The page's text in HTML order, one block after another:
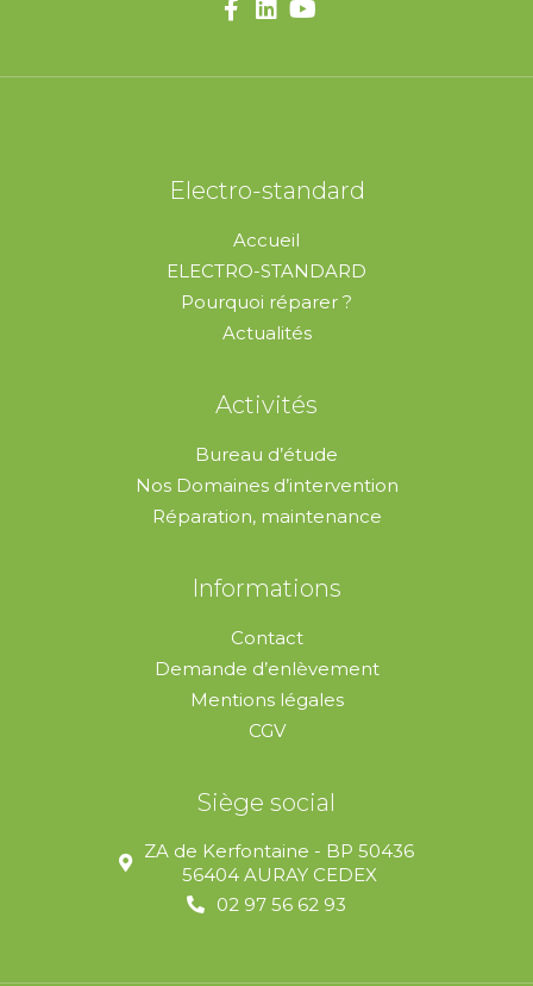
Electro-standard
Accueil
ELECTRO-STANDARD
Pourquoi réparer ?
Actualités
Activités
Bureau d’étude
Nos Domaines d’intervention
Réparation, maintenance
Informations
Contact
Demande d’enlèvement
Mentions légales
CGV
Siège social
ZA de Kerfontaine - BP 50436
56404 AURAY CEDEX
02 97 56 62 93